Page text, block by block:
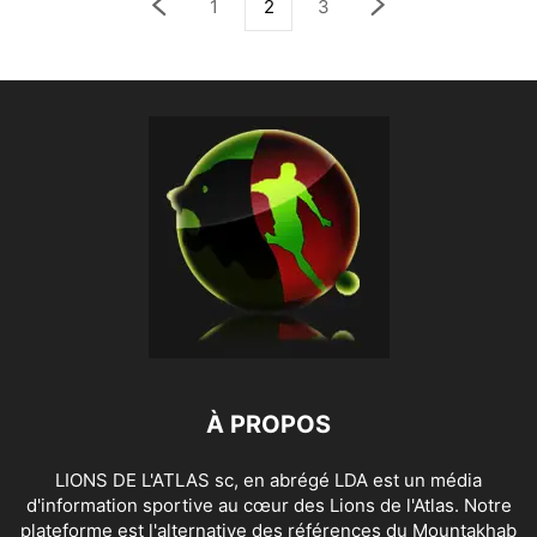
1 2 3
À PROPOS
LIONS DE L'ATLAS sc, en abrégé LDA est un média
d'information sportive au cœur des Lions de l'Atlas. Notre
plateforme est l'alternative des références du Mountakhab